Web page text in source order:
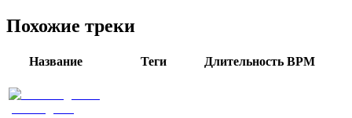
Похожие треки
Название Теги Длительность BPM